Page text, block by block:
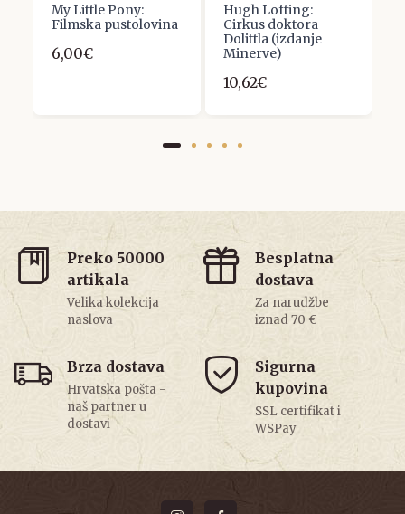
My Little Pony:
Filmska pustolovina
6,00€
Hugh Lofting:
Cirkus doktora
Dolittla (izdanje
Minerve)
10,62€
Preko 50000
artikala
Velika kolekcija
naslova
Besplatna
dostava
Za narudžbe
iznad 70 €
Brza dostava
Hrvatska pošta -
naš partner u
dostavi
Sigurna
kupovina
SSL certifikat i
WSPay